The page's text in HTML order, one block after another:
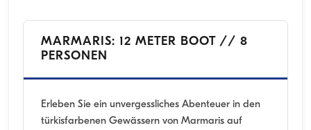
MARMARIS: 12 METER BOOT // 8
PERSONEN
Erleben Sie ein unvergessliches Abenteuer in den
türkisfarbenen Gewässern von Marmaris auf